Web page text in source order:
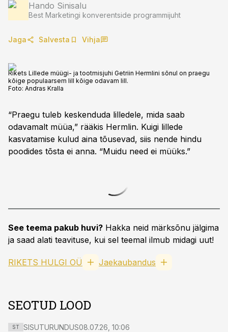
Hando Sinisalu
Best Marketingi konverentside programmijuht
Jaga Salvesta Vihja
Rikets Lillede müügi- ja tootmisjuhi Getriin Hermlini sõnul on praegu
kõige populaarsem lill kõige odavam lill.
Foto: Andras Kralla
“Praegu tuleb keskenduda lilledele, mida saab
odavamalt müüa,” rääkis Hermlin. Kuigi lillede
kasvatamise kulud aina tõusevad, siis nende hindu
poodides tõsta ei anna. “Muidu need ei müüks.”
See teema pakub huvi? Hakka neid märksõnu jälgima
ja saad alati teavituse, kui sel teemal ilmub midagi uut!
RIKETS HULGI OÜ Jaekaubandus
SEOTUD LOOD
ST SISUTURUNDUS08.07.26, 10:06